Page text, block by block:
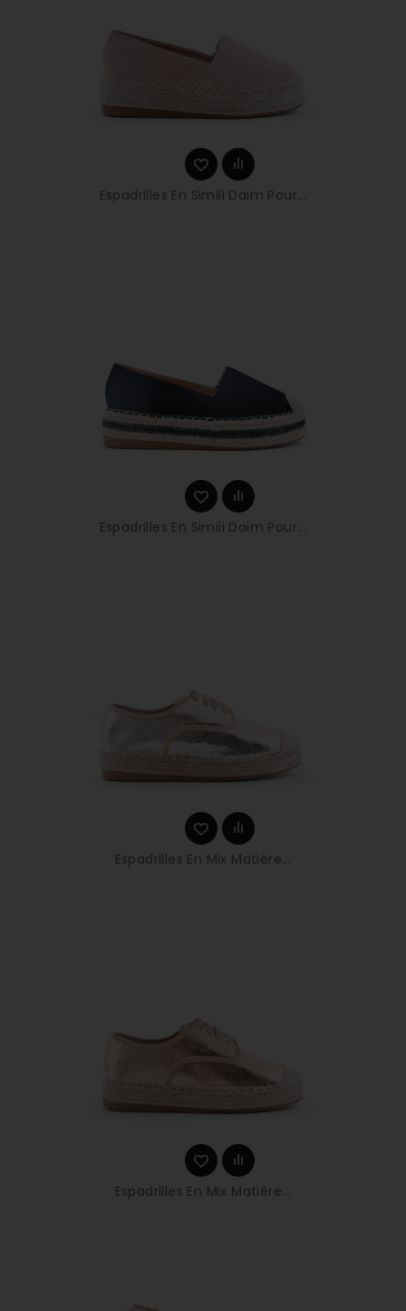
Espadrilles En Simili Daim Pour...
Espadrilles En Simili Daim Pour...
Espadrilles En Mix Matière...
Espadrilles En Mix Matière...